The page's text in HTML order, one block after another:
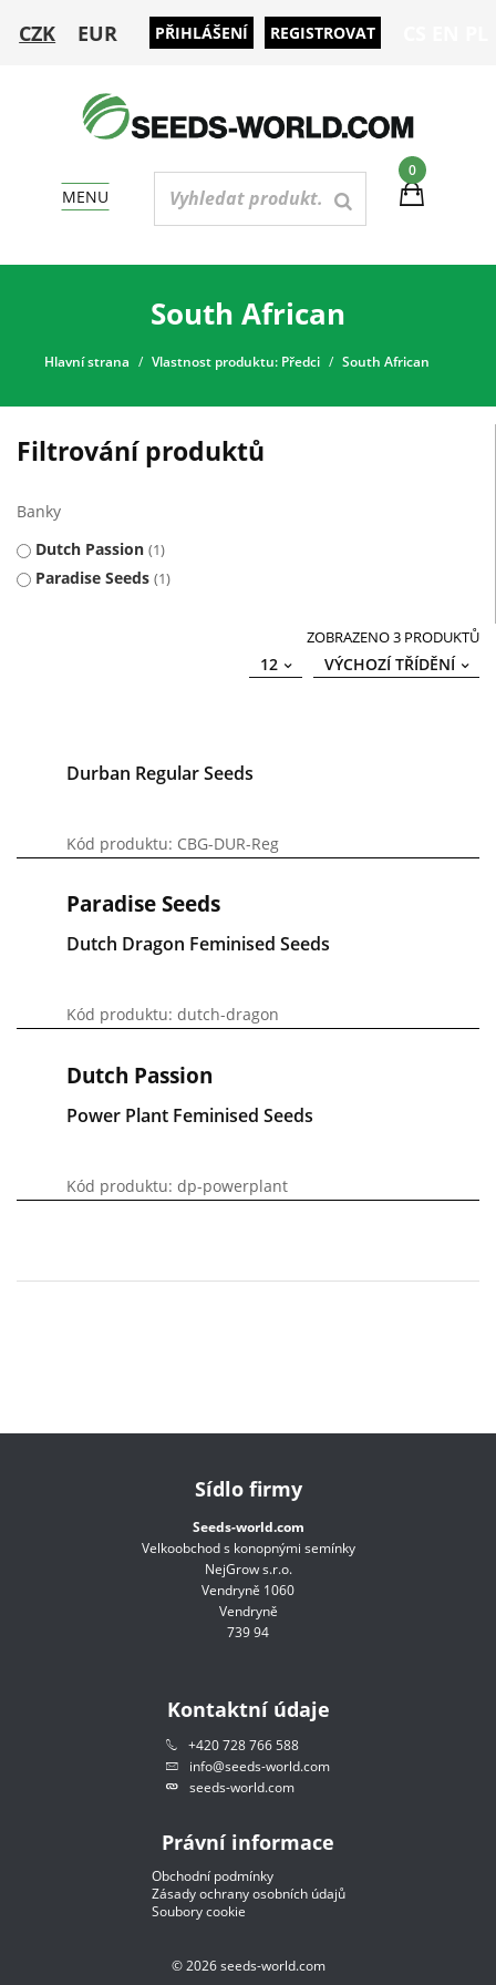
CZK EUR PŘIHLÁŠENÍ REGISTROVAT
0
MENU
South African
Hlavní strana Vlastnost produktu: Předci South African
Filtrování produktů
Banky
Dutch Passion 1
Paradise Seeds 1
ZOBRAZENO 3 PRODUKTŮ
VÝCHOZÍ TŘÍDĚNÍ
12
Durban Regular Seeds
Kód produktu: CBG-DUR-Reg
Paradise Seeds
Dutch Dragon Feminised Seeds
Kód produktu: dutch-dragon
Dutch Passion
Power Plant Feminised Seeds
Kód produktu: dp-powerplant
Sídlo firmy
Seeds-world.com
Velkoobchod s konopnými semínky
NejGrow s.r.o.
Vendryně 1060
Vendryně
739 94
Kontaktní údaje
+420 728 766 588
info@seeds-world.com
seeds-world.com
Právní informace
Obchodní podmínky
Zásady ochrany osobních údajů
Soubory cookie
©2026seeds-world.com